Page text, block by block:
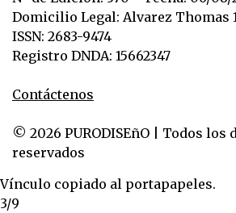
Domicilio Legal: Alvarez Thomas
ISSN: 2683-9474
Registro DNDA: 15662347
Contáctenos
© 2026 PURODISEñO | Todos los
reservados
Vínculo copiado al portapapeles.
3/9